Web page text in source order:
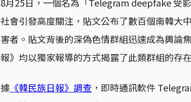
社會引發高度關注，貼文公布了數百個南韓大
害者。貼文背後的深偽色情群組迅速成為輿論
報》均以獨家報導的方式揭露了此類群組的存
據 《韓民族日報》調查 ，即時通訊軟件